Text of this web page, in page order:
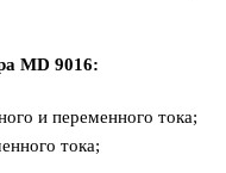
MD 9016:
и переменного тока;
тока;